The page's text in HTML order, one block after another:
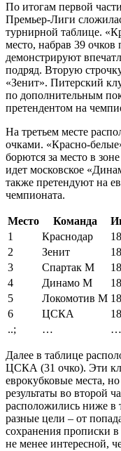
По итогам первой
Премьер-Лиги
турнирной таблице.
место, набрав 39
демонстрируют
подряд. Вторую
«Зенит». Питерский
по дополнительным
претендентом на
На третьем месте
очками. «Красно-
борются за место в
идет московское
также претендуют на
чемпионата.
Место Команда
1
Краснодар 18
2
Зенит 18
3
Спартак М 18
4
Динамо М 18
5
Локомотив М 18
6
ЦСКА 18
..;
… …
Далее в таблице
ЦСКА (31 очко). Эти
еврокубковые места,
результаты во второй
расположились ниже в
разные цели – от
сохранения прописки
не менее интересной,